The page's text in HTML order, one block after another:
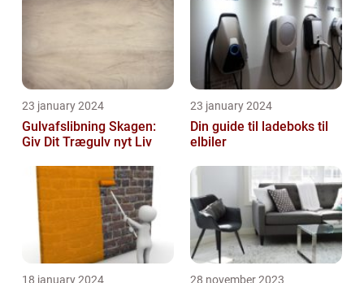
23 january 2024
Gulvafslibning Skagen:
Giv Dit Trægulv nyt Liv
23 january 2024
Din guide til ladeboks til
elbiler
18 january 2024 28 november 2023